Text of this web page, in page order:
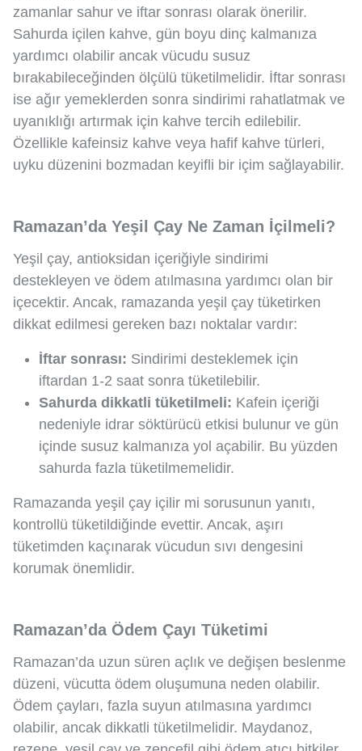
zamanlar sahur ve iftar sonrası olarak önerilir.
Sahurda içilen kahve, gün boyu dinç kalmanıza
yardımcı olabilir ancak vücudu susuz
bırakabileceğinden ölçülü tüketilmelidir. İftar sonrası
ise ağır yemeklerden sonra sindirimi rahatlatmak ve
uyanıklığı artırmak için kahve tercih edilebilir.
Özellikle kafeinsiz kahve veya hafif kahve türleri,
uyku düzenini bozmadan keyifli bir içim sağlayabilir.
Ramazan’da Yeşil Çay Ne Zaman İçilmeli?
Yeşil çay, antioksidan içeriğiyle sindirimi
destekleyen ve ödem atılmasına yardımcı olan bir
içecektir. Ancak, ramazanda yeşil çay tüketirken
dikkat edilmesi gereken bazı noktalar vardır:
İftar sonrası: Sindirimi desteklemek için
iftardan 1-2 saat sonra tüketilebilir.
Sahurda dikkatli tüketilmeli: Kafein içeriği
nedeniyle idrar söktürücü etkisi bulunur ve gün
içinde susuz kalmanıza yol açabilir. Bu yüzden
sahurda fazla tüketilmemelidir.
Ramazanda yeşil çay içilir mi sorusunun yanıtı,
kontrollü tüketildiğinde evettir. Ancak, aşırı
tüketimden kaçınarak vücudun sıvı dengesini
korumak önemlidir.
Ramazan’da Ödem Çayı Tüketimi
Ramazan’da uzun süren açlık ve değişen beslenme
düzeni, vücutta ödem oluşumuna neden olabilir.
Ödem çayları, fazla suyun atılmasına yardımcı
olabilir, ancak dikkatli tüketilmelidir. Maydanoz,